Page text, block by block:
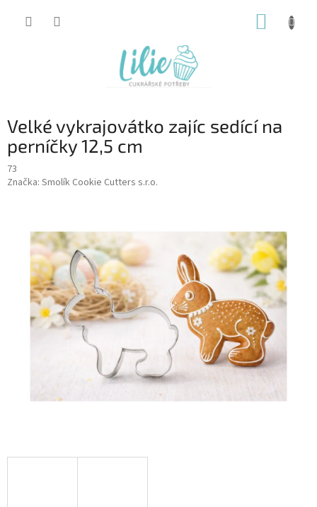
Velké vykrajovátko zajíc sedící na
perníčky 12,5 cm
73
Značka: Smolík Cookie Cutters s.r.o.